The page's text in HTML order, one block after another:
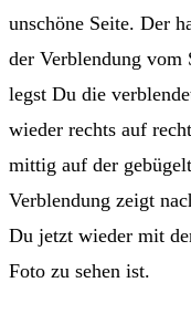
unschöne Seite. Der
der Verblendung vom
legst Du die
wieder rechts auf
mittig auf der
Verblendung zeigt
Du jetzt wieder mit
Foto zu sehen ist.